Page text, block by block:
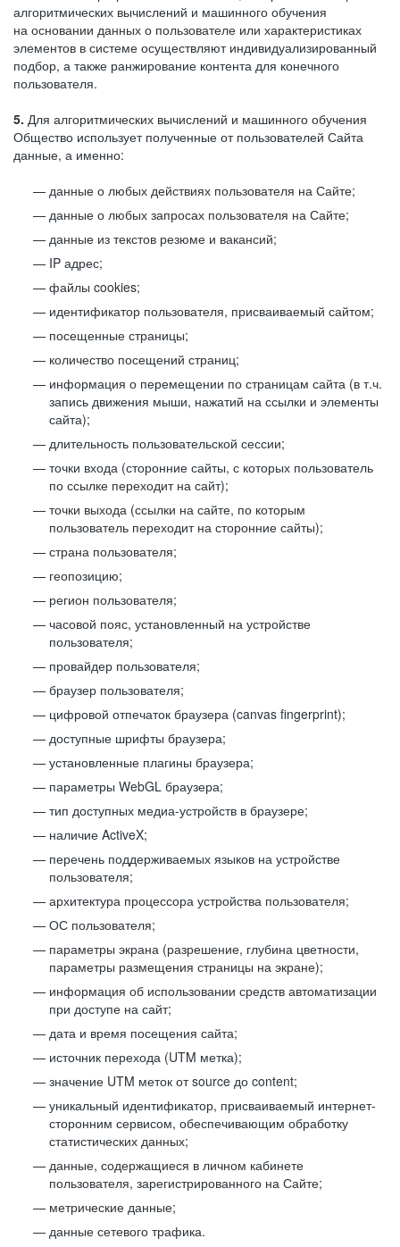
алгоритмических вычислений и машинного обучения
на основании данных о пользователе или характеристиках
элементов в системе осуществляют индивидуализированный
подбор, а также ранжирование контента для конечного
пользователя.
5. Для алгоритмических вычислений и машинного обучения
Общество использует полученные от пользователей Сайта
данные, а именно:
данные о любых действиях пользователя на Сайте;
данные о любых запросах пользователя на Сайте;
данные из текстов резюме и вакансий;
IP адрес;
файлы cookies;
идентификатор пользователя, присваиваемый сайтом;
посещенные страницы;
количество посещений страниц;
информация о перемещении по страницам сайта (в т.ч.
запись движения мыши, нажатий на ссылки и элементы
сайта);
длительность пользовательской сессии;
точки входа (сторонние сайты, с которых пользователь
по ссылке переходит на сайт);
точки выхода (ссылки на сайте, по которым
пользователь переходит на сторонние сайты);
страна пользователя;
геопозицию;
регион пользователя;
часовой пояс, установленный на устройстве
пользователя;
провайдер пользователя;
браузер пользователя;
цифровой отпечаток браузера (canvas fingerprint);
доступные шрифты браузера;
установленные плагины браузера;
параметры WebGL браузера;
тип доступных медиа-устройств в браузере;
наличие ActiveX;
перечень поддерживаемых языков на устройстве
пользователя;
архитектура процессора устройства пользователя;
ОС пользователя;
параметры экрана (разрешение, глубина цветности,
параметры размещения страницы на экране);
информация об использовании средств автоматизации
при доступе на сайт;
дата и время посещения сайта;
источник перехода (UTM метка);
значение UTM меток от source до content;
уникальный идентификатор, присваиваемый интернет-
сторонним сервисом, обеспечивающим обработку
статистических данных;
данные, содержащиеся в личном кабинете
пользователя, зарегистрированного на Сайте;
метрические данные;
данные сетевого трафика.